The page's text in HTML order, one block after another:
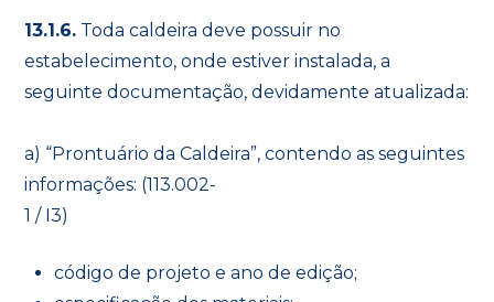
13.1.6. Toda caldeira deve possuir no
estabelecimento, onde estiver instalada, a
seguinte documentação, devidamente atualizada:
a) “Prontuário da Caldeira”, contendo as seguintes
informações: (113.002-
1 / I3)
código de projeto e ano de edição;